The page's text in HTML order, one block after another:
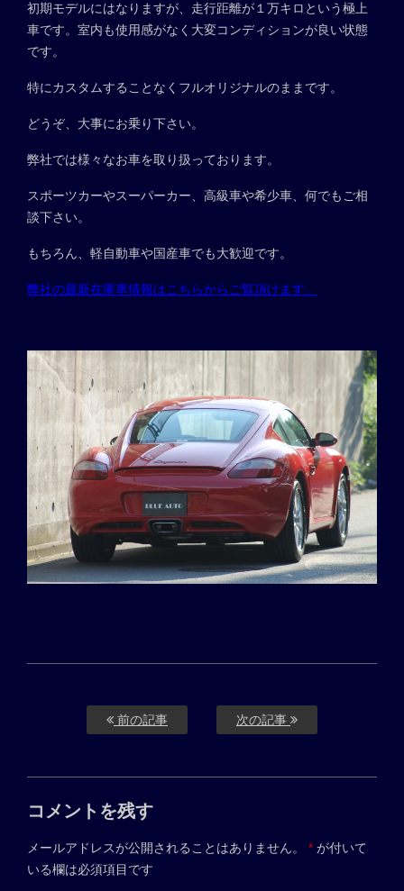
初期モデルにはなりますが、走行距離が１万キロという極上
車です。室内も使用感がなく大変コンディションが良い状態
です。
特にカスタムすることなくフルオリジナルのままです。
どうぞ、大事にお乗り下さい。
弊社では様々なお車を取り扱っております。
スポーツカーやスーパーカー、高級車や希少車、何でもご相
談下さい。
もちろん、軽自動車や国産車でも大歓迎です。
弊社の最新在庫車情報はこちらからご覧頂けます。
前の記事 次の記事
コメントを残す
メールアドレスが公開されることはありません。 * が付いて
いる欄は必須項目です